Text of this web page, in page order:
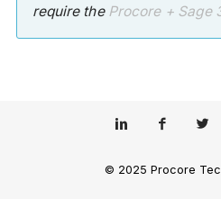
require the Procore+ Sage
© 2025 Procore